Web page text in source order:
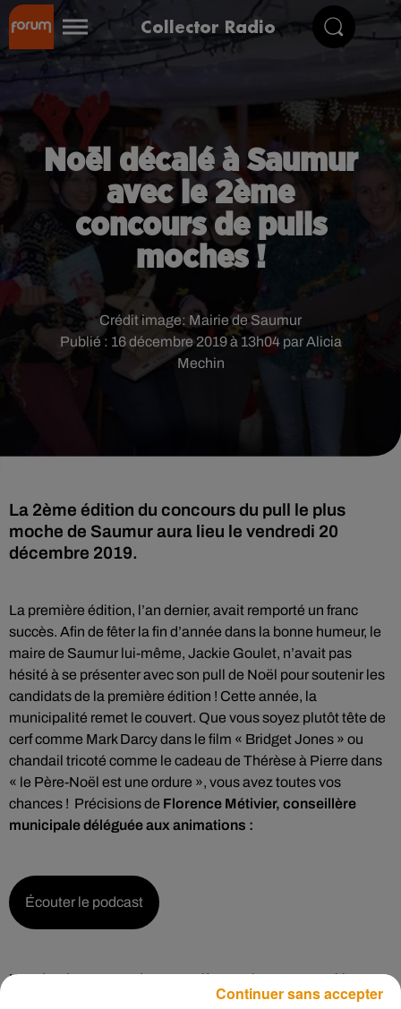
Collector Radio
Noël décalé à Saumur
avec le 2ème
concours de pulls
moches !
Publié : 16 décembre 2019 à 13h04 par Alicia
Mechin
Crédit image: Mairie de Saumur
La 2ème édition du concours du pull le plus
moche de Saumur aura lieu le vendredi 20
décembre 2019.
La première édition, l’an dernier, avait remporté un franc
succès. Afin de fêter la fin d’année dans la bonne humeur, le
maire de Saumur lui-même, Jackie Goulet, n’avait pas
hésité à se présenter avec son pull de Noël pour soutenir les
candidats de la première édition ! Cette année, la
municipalité remet le couvert. Que vous soyez plutôt tête de
cerf comme Mark Darcy dans le film « Bridget Jones » ou
chandail tricoté comme le cadeau de Thérèse à Pierre dans
« le Père-Noël est une ordure », vous avez toutes vos
chances ! Précisions de Florence Métivier, conseillère
municipale déléguée aux animations :
Écouter le podcast
L’an dernier, ce sont des couturières qui ont remporté la
première place en fabriquant elles-mêmes leurs pulls de
Continuer sans accepter